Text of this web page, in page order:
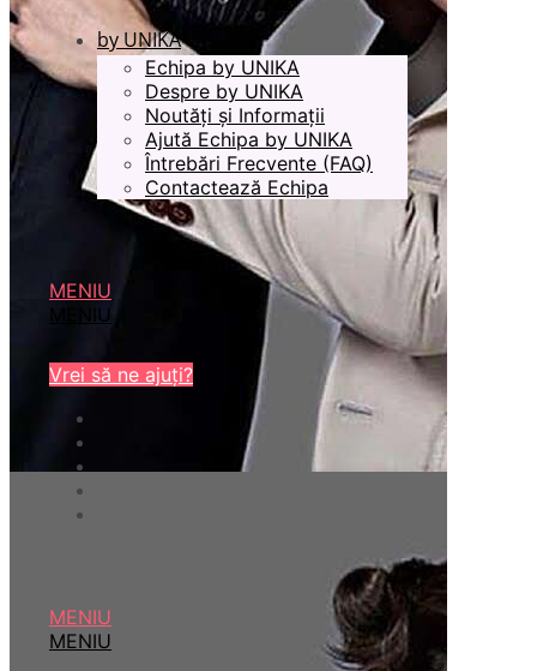
by UNIKA
Echipa by UNIKA
Despre by UNIKA
Noutăți și Informații
Ajută Echipa by UNIKA
Întrebări Frecvente (FAQ)
Contactează Echipa
MENIU
MENIU
Vrei să ne ajuți?
MENIU
MENIU